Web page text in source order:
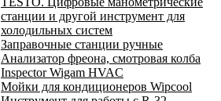
станции и другой инструмент для
холодильных систем
Заправочные станции ручные
Анализатор фреона, смотровая колба
Inspector Wigam HVAC
Мойки для кондиционеров Wipcool